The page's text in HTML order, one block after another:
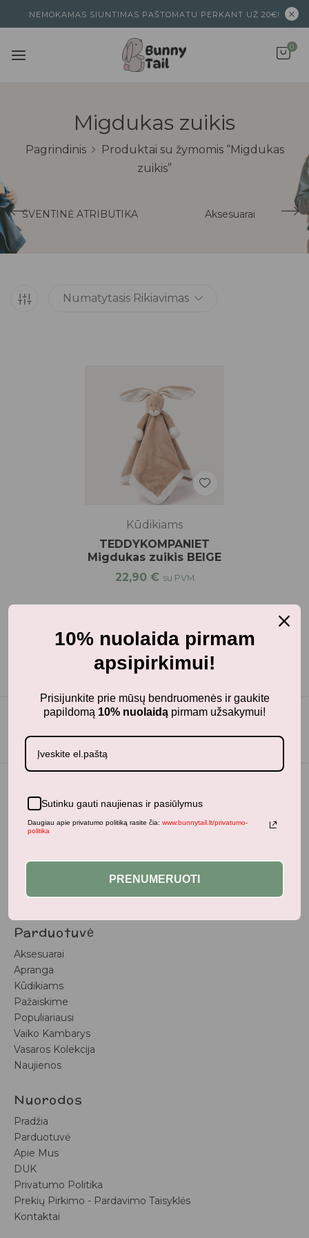
NEMOKAMAS SIUNTIMAS PAŠTOMATU PERKANT UŽ 20€!
0
Migdukas zuikis
Pagrindinis
Produktai su žymomis “Migdukas
zuikis”
ŠVENTINĖ ATRIBUTIKA Aksesuarai
Numatytasis Rikiavimas
Kūdikiams
TEDDYKOMPANIET
Migdukas zuikis BEIGE
22,90 € su PVM
– vaikiškų prekių krautuvėlė, kurioje rasite
kokybiškus ir stilingus daiktus savo vaikams!
Parduotuvė
Aksesuarai
Apranga
Kūdikiams
Pažaiskime
Populiariausi
Vaiko Kambarys
Vasaros Kolekcija
Naujienos
Nuorodos
Pradžia
Parduotuvė
Apie Mus
DUK
Privatumo Politika
Prekių Pirkimo - Pardavimo Taisyklės
Kontaktai
10% nuolaida pirmam
apsipirkimui!
Prisijunkite prie mūsų bendruomenės ir gaukite
papildomą 10% nuolaidą pirmam užsakymui!
Sutinku gauti naujienas ir pasiūlymus
Daugiau apie privatumo politiką rasite čia: www.bunnytail.lt/privatumo-
politika
PRENUMERUOTI